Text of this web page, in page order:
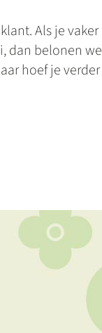
Als je vaker
dan belonen we
hoef je verder